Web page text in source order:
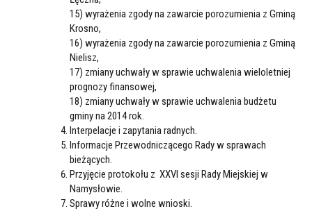
15) wyrażenia zgody na zawarcie porozumienia z Gminą
Krosno,
16) wyrażenia zgody na zawarcie porozumienia z Gminą
Nielisz,
17) zmiany uchwały w sprawie uchwalenia wieloletniej
prognozy finansowej,
18) zmiany uchwały w sprawie uchwalenia budżetu
gminy na 2014 rok.
Interpelacje i zapytania radnych.
Informacje Przewodniczącego Rady w sprawach
bieżących.
Przyjęcie protokołu z XXVI sesji Rady Miejskiej w
Namysłowie.
Sprawy różne i wolne wnioski.